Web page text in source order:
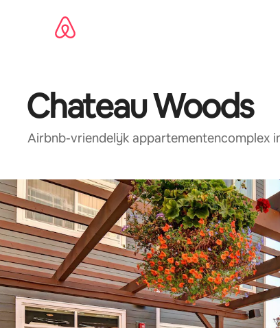
Chateau Woods
Airbnb-vriendelijk appartementencomplex